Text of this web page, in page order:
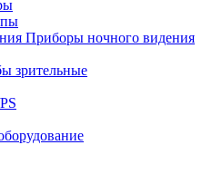
Приборы ночного видения
зрительные